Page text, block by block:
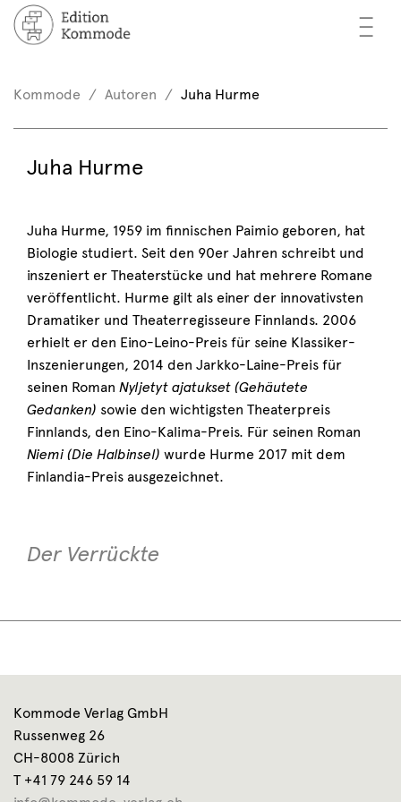
—
—
—
/ Registrieren
Kommode Autoren Juha Hurme
Juha Hurme
Juha Hurme, 1959 im finnischen Paimio geboren, hat
Biologie studiert. Seit den 90er Jahren schreibt und
inszeniert er Theaterstücke und hat mehrere Romane
veröffentlicht. Hurme gilt als einer der innovativsten
Dramatiker und Theaterregisseure Finnlands. 2006
erhielt er den Eino-Leino-Preis für seine Klassiker-
Inszenierungen, 2014 den Jarkko-Laine-Preis für
seinen Roman Nyljetyt ajatukset (Gehäutete
Gedanken) sowie den wichtigsten Theaterpreis
Finnlands, den Eino-Kalima-Preis. Für seinen Roman
Niemi (Die Halbinsel) wurde Hurme 2017 mit dem
Finlandia-Preis ausgezeichnet.
Der Verrückte
Kommode Verlag GmbH
Russenweg 26
CH-8008 Zürich
T +41 79 246 59 14